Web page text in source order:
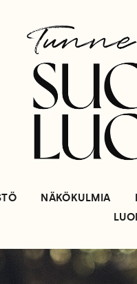
NÄKÖKULMIA